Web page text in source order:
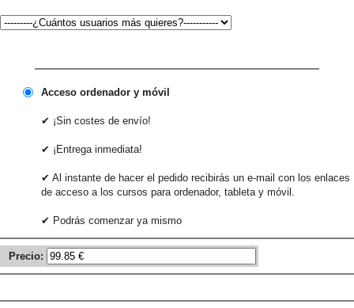
Acceso ordenador y móvil
✔ ¡Sin costes de envío!
✔ ¡Entrega inmediata!
✔ Al instante de hacer el pedido recibirás un e-mail con los enlaces
de acceso a los cursos para ordenador, tableta y móvil.
✔ Podrás comenzar ya mismo
Precio: